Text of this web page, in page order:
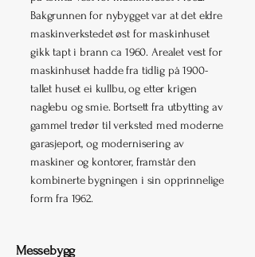
Bakgrunnen for nybygget var at det eldre
maskinverkstedet øst for maskinhuset
gikk tapt i brann ca 1960. Arealet vest for
maskinhuset hadde fra tidlig på 1900-
tallet huset ei kullbu, og etter krigen
naglebu og smie. Bortsett fra utbytting av
gammel tredør til verksted med moderne
garasjeport, og modernisering av
maskiner og kontorer, framstår den
kombinerte bygningen i sin opprinnelige
form fra 1962.
Messebygg